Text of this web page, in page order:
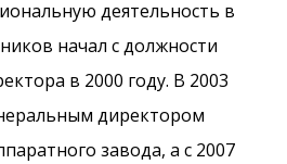
деятельность в
начал с должности
в 2000 году. В 2003
директором
завода, а с 2007